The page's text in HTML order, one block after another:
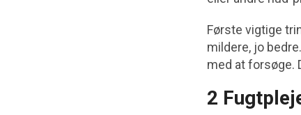
Første vigtige
mildere, jo
med at forsøge.
2